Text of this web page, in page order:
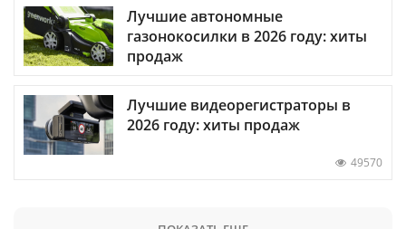
Лучшие автономные
газонокосилки в 2026 году: хиты
продаж
Лучшие видеорегистраторы в
2026 году: хиты продаж
49570